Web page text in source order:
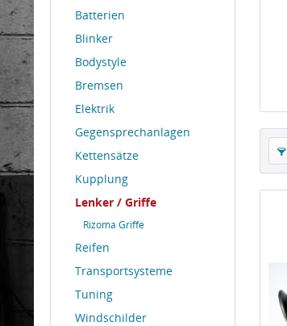
Batterien
Blinker
Bodystyle
Bremsen
Elektrik
Gegensprechanlagen
Kettensätze
Kupplung
Lenker / Griffe
Rizoma Griffe
Reifen
Transportsysteme
Tuning
Windschilder